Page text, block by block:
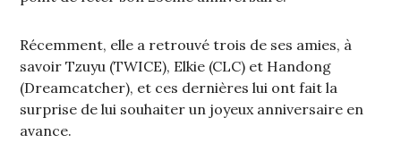
Récemment, elle a retrouvé trois de ses amies, à
savoir Tzuyu (TWICE), Elkie (CLC) et Handong
(Dreamcatcher), et ces dernières lui ont fait la
surprise de lui souhaiter un joyeux anniversaire en
avance.